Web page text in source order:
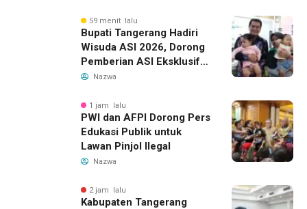
59 menit lalu
Bupati Tangerang Hadiri
Wisuda ASI 2026, Dorong
Pemberian ASI Eksklusif
untuk Wujudkan Generasi
Nazwa
1 jam lalu
PWI dan AFPI Dorong Pers
Edukasi Publik untuk
Lawan Pinjol Ilegal
Nazwa
2 jam lalu
Kabupaten Tangerang